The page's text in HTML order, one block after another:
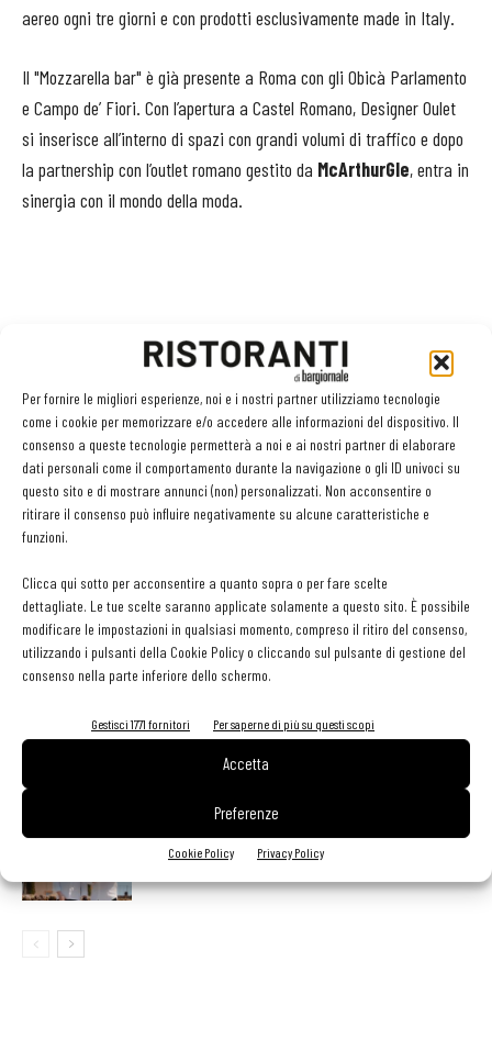
Per fornire le migliori esperienze, noi e i nostri partner utilizziamo tecnologie
come i cookie per memorizzare e/o accedere alle informazioni del dispositivo. Il
consenso a queste tecnologie permetterà a noi e ai nostri partner di elaborare
dati personali come il comportamento durante la navigazione o gli ID univoci su
questo sito e di mostrare annunci (non) personalizzati. Non acconsentire o
ritirare il consenso può influire negativamente su alcune caratteristiche e
funzioni.
Clicca qui sotto per acconsentire a quanto sopra o per fare scelte
dettagliate. Le tue scelte saranno applicate solamente a questo sito. È possibile
modificare le impostazioni in qualsiasi momento, compreso il ritiro del consenso,
utilizzando i pulsanti della Cookie Policy o cliccando sul pulsante di gestione del
consenso nella parte inferiore dello schermo.
Gestisci 1771 fornitori Per saperne di più su questi scopi
Accetta
Preferenze
Cookie Policy Privacy Policy
aereo ogni tre giorni e con prodotti esclusivamente made in Italy.
Il "Mozzarella bar" è già presente a Roma con gli Obicà Parlamento
e Campo de’ Fiori. Con l’apertura a Castel Romano, Designer Oulet
si inserisce all’interno di spazi con grandi volumi di traffico e dopo
la partnership con l’outlet romano gestito da McArthurGle, entra in
sinergia con il mondo della moda.
Facebook
contenuto sponsorizzato
Sogemi rafforza i servizi per la ristorazione: orario
esteso e tessera gratuita per i professionisti
HoReCa
Deloitte: la cucina italiana leader nel mondo. A livello
globale vale 253 miliardi di euro
Al Castello di Casole debutta “Territori”: Daniele Sera
inaugura il progetto con Norbert Niederkofler